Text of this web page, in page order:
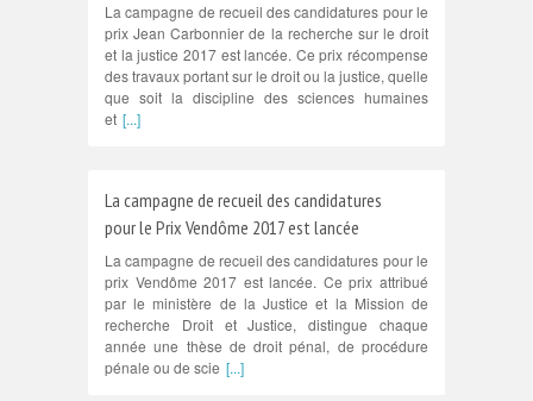
La campagne de recueil des candidatures pour le
prix Jean Carbonnier de la recherche sur le droit
et la justice 2017 est lancée. Ce prix récompense
des travaux portant sur le droit ou la justice, quelle
que soit la discipline des sciences humaines
et [...]
La campagne de recueil des candidatures
pour le Prix Vendôme 2017 est lancée
La campagne de recueil des candidatures pour le
prix Vendôme 2017 est lancée. Ce prix attribué
par le ministère de la Justice et la Mission de
recherche Droit et Justice, distingue chaque
année une thèse de droit pénal, de procédure
pénale ou de scie [...]